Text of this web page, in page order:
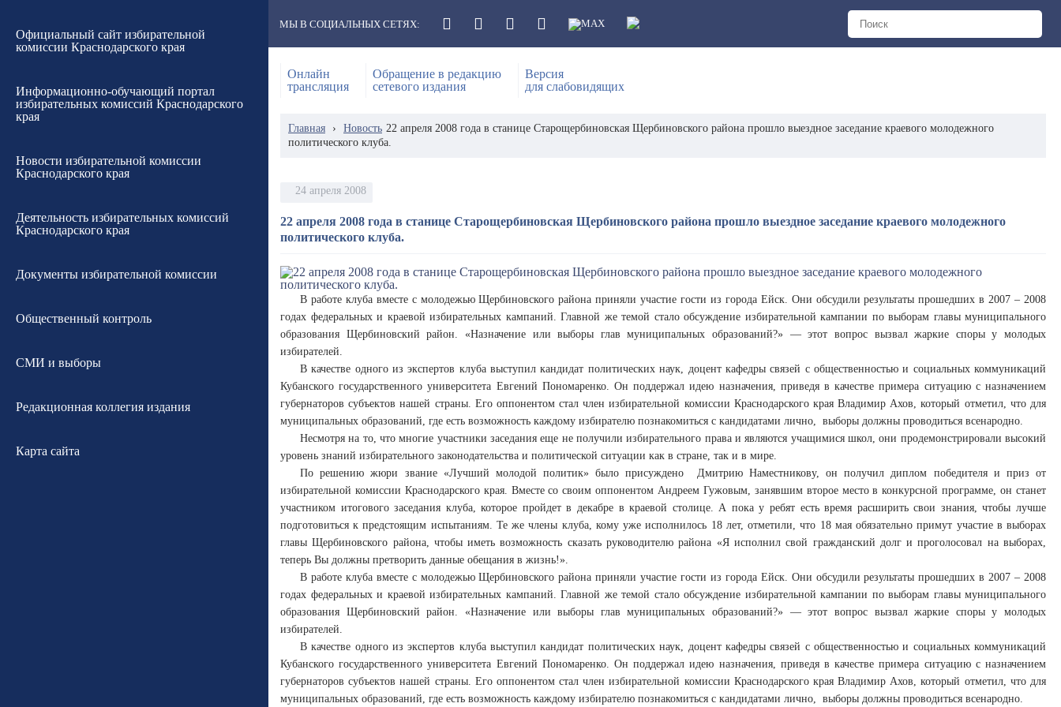
Официальный сайт избирательной
комиссии Краснодарского края
Информационно-обучающий портал
избирательных комиссий Краснодарского
края
Новости избирательной комиссии
Краснодарского края
Деятельность избирательных комиссий
Краснодарского края
Документы избирательной комиссии
Общественный контроль
СМИ и выборы
Редакционная коллегия издания
Карта сайта
МЫ В СОЦИАЛЬНЫХ СЕТЯХ:
Онлайн
трансляция
Обращение в редакцию
сетевого издания
Версия
для слабовидящих
Главная › Новость 22 апреля 2008 года в станице Старощербиновская Щербиновского района прошло выездное заседание краевого молодежного
политического клуба.
24 апреля 2008
22 апреля 2008 года в станице Старощербиновская Щербиновского района прошло выездное заседание краевого молодежного
политического клуба.
В работе клуба вместе с молодежью Щербиновского района приняли участие гости из города Ейск. Они обсудили результаты прошедших в 2007 – 2008
годах федеральных и краевой избирательных кампаний. Главной же темой стало обсуждение избирательной кампании по выборам главы муниципального
образования Щербиновский район. «Назначение или выборы глав муниципальных образований?» — этот вопрос вызвал жаркие споры у молодых
избирателей.
В качестве одного из экспертов клуба выступил кандидат политических наук, доцент кафедры связей с общественностью и социальных коммуникаций
Кубанского государственного университета Евгений Пономаренко. Он поддержал идею назначения, приведя в качестве примера ситуацию с назначением
губернаторов субъектов нашей страны. Его оппонентом стал член избирательной комиссии Краснодарского края Владимир Ахов, который отметил, что для
муниципальных образований, где есть возможность каждому избирателю познакомиться с кандидатами лично, выборы должны проводиться всенародно.
Несмотря на то, что многие участники заседания еще не получили избирательного права и являются учащимися школ, они продемонстрировали высокий
уровень знаний избирательного законодательства и политической ситуации как в стране, так и в мире.
По решению жюри звание «Лучший молодой политик» было присуждено
Дмитрию Наместникову, он получил диплом победителя и приз от
избирательной комиссии Краснодарского края. Вместе со своим оппонентом Андреем Гужовым, занявшим второе место в конкурсной программе, он станет
участником итогового заседания клуба, которое пройдет в декабре в краевой столице. А пока у ребят есть время расширить свои знания, чтобы лучше
подготовиться к предстоящим испытаниям. Те же члены клуба, кому уже исполнилось 18 лет, отметили, что 18 мая обязательно примут участие в выборах
главы Щербиновского района, чтобы иметь возможность сказать руководителю района «Я исполнил свой гражданский долг и проголосовал на выборах,
теперь Вы должны претворить данные обещания в жизнь!».
В работе клуба вместе с молодежью Щербиновского района приняли участие гости из города Ейск. Они обсудили результаты прошедших в 2007 – 2008
годах федеральных и краевой избирательных кампаний. Главной же темой стало обсуждение избирательной кампании по выборам главы муниципального
образования Щербиновский район. «Назначение или выборы глав муниципальных образований?» — этот вопрос вызвал жаркие споры у молодых
избирателей.
В качестве одного из экспертов клуба выступил кандидат политических наук, доцент кафедры связей с общественностью и социальных коммуникаций
Кубанского государственного университета Евгений Пономаренко. Он поддержал идею назначения, приведя в качестве примера ситуацию с назначением
губернаторов субъектов нашей страны. Его оппонентом стал член избирательной комиссии Краснодарского края Владимир Ахов, который отметил, что для
муниципальных образований, где есть возможность каждому избирателю познакомиться с кандидатами лично, выборы должны проводиться всенародно.